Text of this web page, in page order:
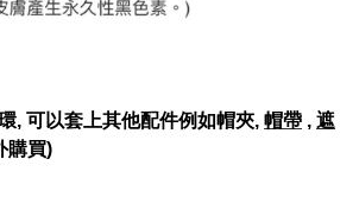
, 可以套上其他配件例如帽夾, 帽帶 , 遮
購買)